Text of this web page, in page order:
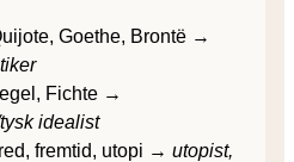
Goethe, Brontë →
Fichte →
idealist
fremtid, utopi → utopist,